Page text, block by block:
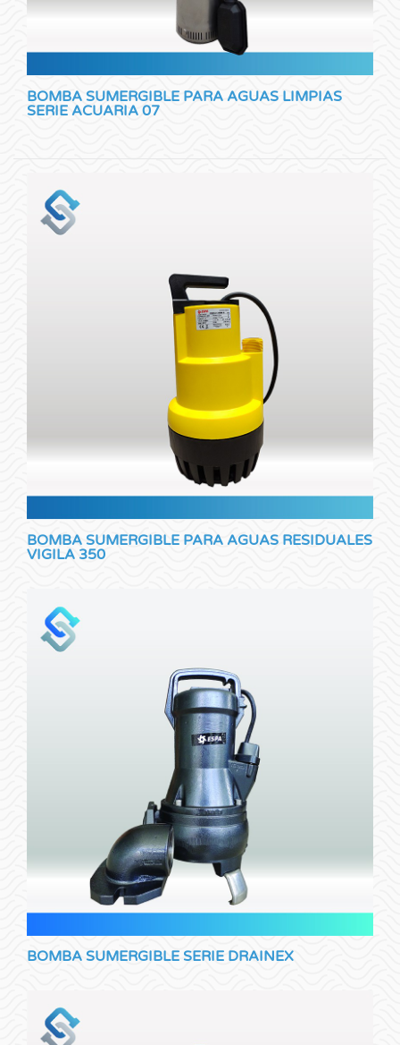
BOMBA SUMERGIBLE PARA AGUAS LIMPIAS
SERIE ACUARIA 07
BOMBA SUMERGIBLE PARA AGUAS RESIDUALES
VIGILA 350
BOMBA SUMERGIBLE SERIE DRAINEX